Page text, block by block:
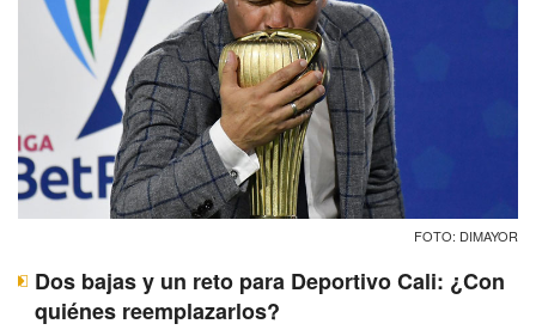
FOTO: DIMAYOR
Dos bajas y un reto para Deportivo Cali: ¿Con
quiénes reemplazarlos?